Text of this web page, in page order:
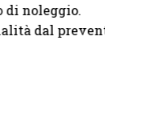
dal preventivo